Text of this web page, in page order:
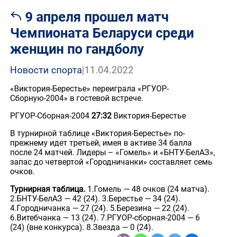
9 апреля прошел матч
Чемпионата Беларуси среди
женщин по гандболу
Новости спорта|11.04.2022
«Виктория-Берестье» переиграла «РГУОР-
Сборную-2004» в гостевой встрече.
РГУОР-Сборная-2004 27:32 Виктория-Берестье
В турнирной таблице «Виктория-Берестье» по-
прежнему идет третьей, имея в активе 34 балла
после 24 матчей. Лидеры – «Гомель» и «БНТУ-БелАЗ»,
запас до четвертой «Городничанки» составляет семь
очков.
Турнирная таблица. 1.Гомель — 48 очков (24 матча).
2.БНТУ-БелАЗ — 42 (24). 3.Берестье — 34 (24).
4.Городничанка — 27 (24). 5.Березина — 22 (24).
6.Витебчанка — 13 (24). 7.РГУОР-сборная-2004 — 6
(24) (вне конкурса). 8.Звезда — 0 (24).